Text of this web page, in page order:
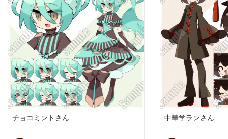
チョコミントさん 中華学ランさん